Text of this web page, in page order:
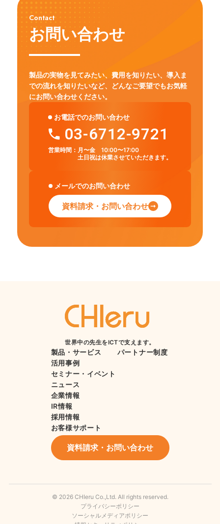
Contact
お問い合わせ
製品の実物を見てみたい、費用を知りたい、導入ま
での流れを知りたいなど、
どんなご要望でもお気軽
にお問い合わせください。
お電話でのお問い合わせ
03-6712-9721
営業時間： 月〜金 10:00〜17:00
土日祝は休業させていただきます。
メールでのお問い合わせ
資料請求・お問い合わせ
世界中の先生をICTで支えます。
製品・サービス
活用事例
セミナー・イベント
ニュース
企業情報
IR情報
採用情報
お客様サポート
パートナー制度
資料請求・お問い合わせ
© 2026 CHIeru Co.,Ltd. All rights reserved.
プライバシーポリシー
ソーシャルメディアポリシー